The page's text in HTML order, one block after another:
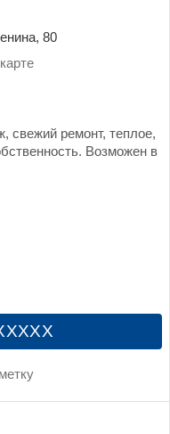
80
свежий ремонт, теплое,
Возможен в